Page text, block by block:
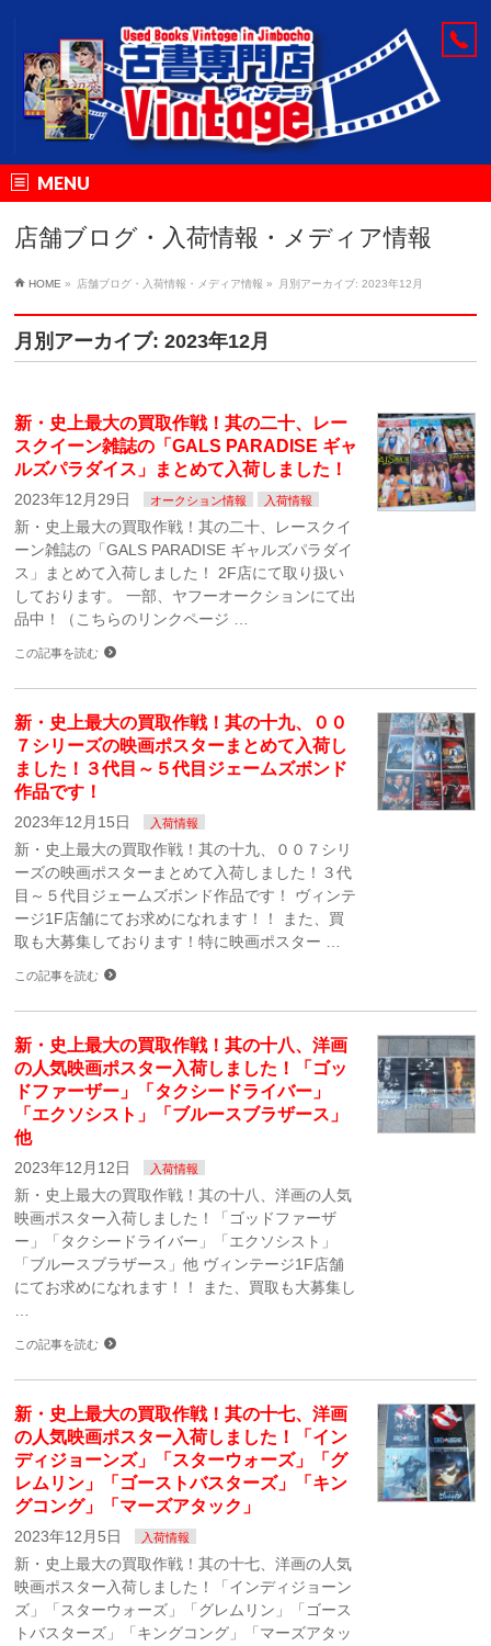
MENU
店舗ブログ・入荷情報・メディア情報
HOME » 店舗ブログ・入荷情報・メディア情報 » 月別アーカイブ: 2023年12月
月別アーカイブ: 2023年12月
新・史上最大の買取作戦！其の二十、レー
スクイーン雑誌の「GALS PARADISE ギャ
ルズパラダイス」まとめて入荷しました！
2023年12月29日 オークション情報 入荷情報
新・史上最大の買取作戦！其の二十、レースクイ
ーン雑誌の「GALS PARADISE ギャルズパラダイ
ス」まとめて入荷しました！ 2F店にて取り扱い
しております。 一部、ヤフーオークションにて出
品中！（こちらのリンクページ …
この記事を読む
新・史上最大の買取作戦！其の十九、００
７シリーズの映画ポスターまとめて入荷し
ました！３代目～５代目ジェームズボンド
作品です！
2023年12月15日 入荷情報
新・史上最大の買取作戦！其の十九、００７シリ
ーズの映画ポスターまとめて入荷しました！３代
目～５代目ジェームズボンド作品です！ ヴィンテ
ージ1F店舗にてお求めになれます！！ また、買
取も大募集しております！特に映画ポスター …
この記事を読む
新・史上最大の買取作戦！其の十八、洋画
の人気映画ポスター入荷しました！「ゴッ
ドファーザー」「タクシードライバー」
「エクソシスト」「ブルースブラザース」
他
2023年12月12日 入荷情報
新・史上最大の買取作戦！其の十八、洋画の人気
映画ポスター入荷しました！「ゴッドファーザ
ー」「タクシードライバー」「エクソシスト」
「ブルースブラザース」他 ヴィンテージ1F店舗
にてお求めになれます！！ また、買取も大募集し
…
この記事を読む
新・史上最大の買取作戦！其の十七、洋画
の人気映画ポスター入荷しました！「イン
ディジョーンズ」「スターウォーズ」「グ
レムリン」「ゴーストバスターズ」「キン
グコング」「マーズアタック」
2023年12月5日 入荷情報
新・史上最大の買取作戦！其の十七、洋画の人気
映画ポスター入荷しました！「インディジョーン
ズ」「スターウォーズ」「グレムリン」「ゴース
トバスターズ」「キングコング」「マーズアタッ